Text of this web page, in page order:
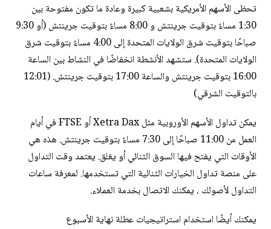
تحظى الأسهم الأمريكية بشعبية كبيرة وعادة ما تكون مفتوحة بين
1:30 مساءً بتوقيت جرينتش و 8:00 مساءً بتوقيت جرينتش (أو 9:30
صباحًا بتوقيت شرق الولايات المتحدة إلى 4:00 مساءً بتوقيت شرق
الولايات المتحدة). ستشهد الأنشطة انخفاضًا في النشاط بين الساعة
16:00 بتوقيت جرينتش والساعة 17:00 بتوقيت جرينتش. (12:01
بالتوقيت الشرقي)
يمكن تداول الأسهم الأوروبية مثل Xetra Dax أو FTSE في أيام
العمل من 11:00 صباحًا إلى 7:30 مساءً بتوقيت جرينتش. هذه هي
الأوقات التي يفتح فيها السوق الثنائي أو يغلق. يعتمد وقت التداول
على منصة تداول الخيارات الثنائية التي تستخدمها. لمعرفة ساعات
التداول لأصولك ، يمكنك الاتصال بخدمة العملاء.
يمكنك أيضًا استخدام استراتيجيات عطلة نهاية الأسبوع